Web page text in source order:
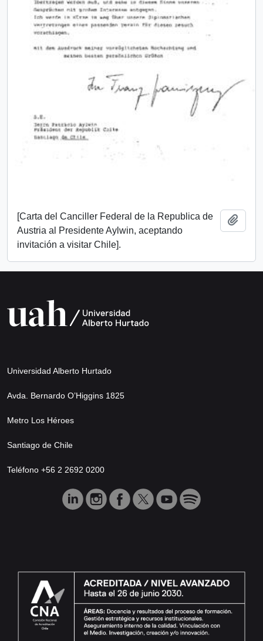
[Carta del Canciller Federal de la Republica de
Austria al Presidente Aylwin, aceptando
invitación a visitar Chile].
Universidad Alberto Hurtado
Avda. Bernardo O’Higgins 1825
Metro Los Héroes
Santiago de Chile
Teléfono +56 2 2692 0200